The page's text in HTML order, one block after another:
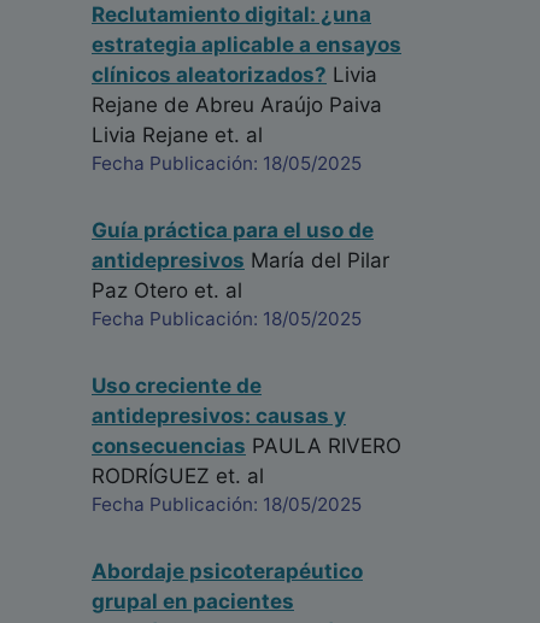
Reclutamiento digital: ¿una
estrategia aplicable a ensayos
clínicos aleatorizados? Livia
Rejane de Abreu Araújo Paiva
Livia Rejane et. al
Fecha Publicación: 18/05/2025
Guía práctica para el uso de
antidepresivos María del Pilar
Paz Otero et. al
Fecha Publicación: 18/05/2025
Uso creciente de
antidepresivos: causas y
consecuencias PAULA RIVERO
RODRÍGUEZ et. al
Fecha Publicación: 18/05/2025
Abordaje psicoterapéutico
grupal en pacientes